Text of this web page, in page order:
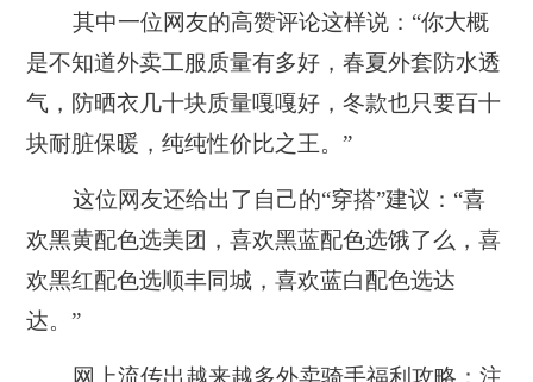
其中一位网友的高赞评论这样说：“你大概
是不知道外卖工服质量有多好，春夏外套防水透
气，防晒衣几十块质量嘎嘎好，冬款也只要百十
块耐脏保暖，纯纯性价比之王。”
这位网友还给出了自己的“穿搭”建议：“喜
欢黑黄配色选美团，喜欢黑蓝配色选饿了么，喜
欢黑红配色选顺丰同城，喜欢蓝白配色选达
达。”